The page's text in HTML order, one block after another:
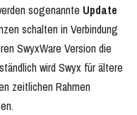
sogenannte Update
schalten in Verbindung
SwyxWare Version die
wird Swyx für ältere
zeitlichen Rahmen